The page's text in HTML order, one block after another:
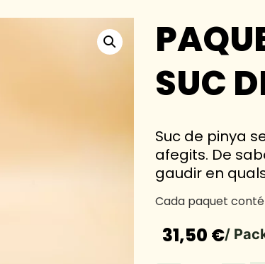
SUC
Suc de pinya
afegits. De
gaudir en
Cada paquet
31,50 €/